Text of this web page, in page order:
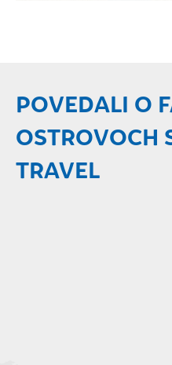
POVEDALI O
OSTROVOCH
TRAVEL